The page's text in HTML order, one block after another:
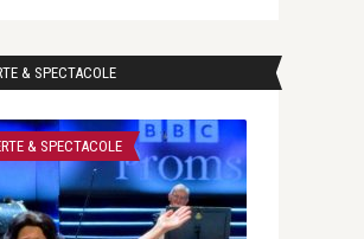
& SPECTACOLE
& SPECTACOLE